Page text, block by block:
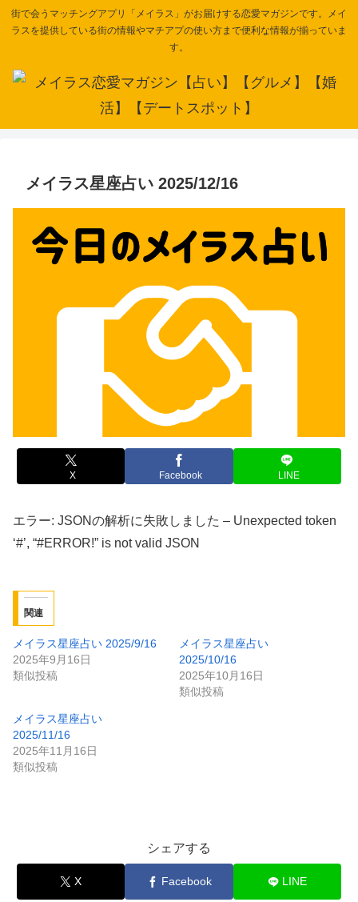
街で会うマッチングアプリ「メイラス」がお届けする恋愛マガジンです。メイ
ラスを提供している街の情報やマチアプの使い方まで便利な情報が揃っていま
す。
メイラス星座占い 2025/12/16
X Facebook LINE
エラー: JSONの解析に失敗しました – Unexpected token
‘#’, “#ERROR!” is not valid JSON
関連
メイラス星座占い 2025/9/16
2025年9月16日
類似投稿
メイラス星座占い
2025/10/16
2025年10月16日
類似投稿
メイラス星座占い
2025/11/16
2025年11月16日
類似投稿
シェアする
X Facebook LINE